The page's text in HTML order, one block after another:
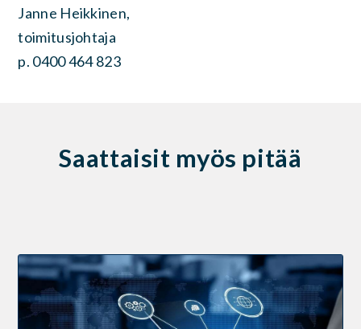
Janne Heikkinen,
toimitusjohtaja
p. 0400 464 823
Saattaisit myös pitää